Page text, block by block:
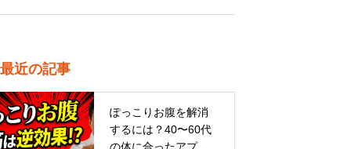
最近の記事
ぽっこりお腹を解消
するには？40〜60代